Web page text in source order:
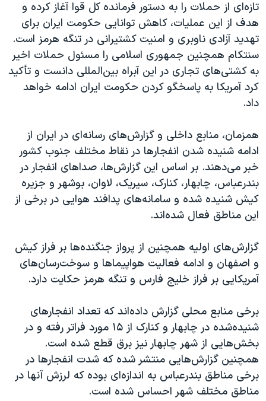
تازه‌ای از حملات را به دستور فرمانده کل قوا آغاز کرده و
هدف از این عملیات، کاهش توانایی حکومت ایران برای
تهدید آزادی ناوبری و امنیت کشتیرانی در تنگه هرمز است.
سنتکام همچنین جمهوری اسلامی را مسئول حملات اخیر
به کشتی‌های تجاری در این آبراه بین‌المللی دانست و تأکید
کرد آمریکا به پاسخگو کردن حکومت ایران ادامه خواهد
داد.
همزمان، منابع داخلی و گزارش‌های رسانه‌ای در ایران از
ادامه شنیده شدن انفجارها در نقاط مختلف جنوب کشور
خبر می‌دهند. بر اساس این گزارش‌ها، صداهای انفجار در
بندرعباس، چابهار، کنارک، سیریک، لاوان، بوشهر و جزیره
کیش شنیده شده و سامانه‌های پدافند هوایی در برخی از
این مناطق فعال شده‌اند.
گزارش‌های اولیه همچنین از پرواز جنگنده‌ها بر فراز کیش
و اصفهان و ادامه فعالیت هواپیماها و سوخت‌رسان‌های
آمریکایی بر فراز خلیج فارس و تنگه هرمز حکایت دارد.
برخی منابع محلی گزارش داده‌اند که تعداد انفجارهای
شنیده‌شده در چابهار و کنارک از ۱۵ مورد فراتر رفته و در
بخش‌هایی از شهر چابهار نیز برق قطع شده است.
همچنین گزارش‌هایی منتشر شده که شدت انفجارها در
برخی مناطق بندرعباس به اندازه‌ای بوده که لرزش آنها در
مناطق مختلف شهر احساس شده است.